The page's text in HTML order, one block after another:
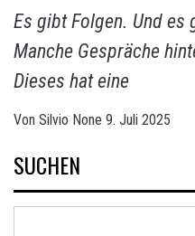
Es gibt Folgen. Und es
Manche Gespräche
Dieses hat eine
Von Silvio None 9. Juli 2025
SUCHEN